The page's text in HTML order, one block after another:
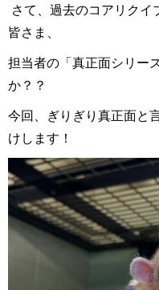
さて、過去のコアリクイ
皆さま、
担当者の「真正面シリー
か？？
今回、ぎりぎり真正面と
けします！